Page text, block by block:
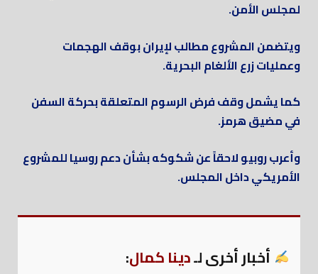
لمجلس الأمن.
ويتضمن المشروع مطالب لإيران بوقف الهجمات
وعمليات زرع الألغام البحرية.
كما يشمل وقف فرض الرسوم المتعلقة بحركة السفن
في مضيق هرمز.
وأعرب روبيو لاحقاً عن شكوكه بشأن دعم روسيا للمشروع
الأمريكي داخل المجلس.
أخبار أخرى لـدينا كمال: